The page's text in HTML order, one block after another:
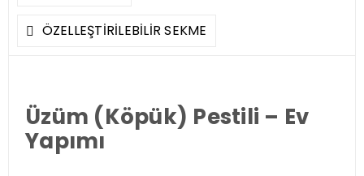
ÖZELLEŞTIRILEBILIR SEKME
Üzüm (Köpük) Pestili – Ev
Yapımı